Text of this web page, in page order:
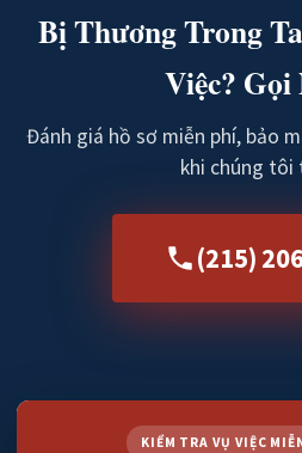
Bị Thương Trong
Việc? Gọi
Đánh giá hồ sơ miễn phí, bảo
khi chúng tôi
(215)
KIỂM TRA VỤ VIỆC